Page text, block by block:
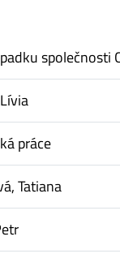
společnosti
práce
Tatiana